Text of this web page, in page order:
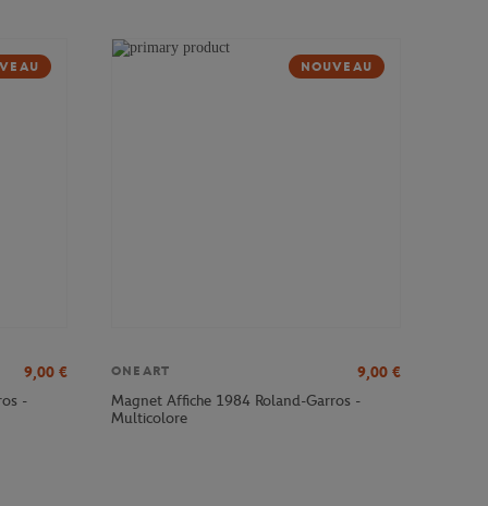
9,00 €
-
NOUVEAU
ONEART 9,00 €
Magnet Affiche 1984 Roland-Garros -
Multicolore